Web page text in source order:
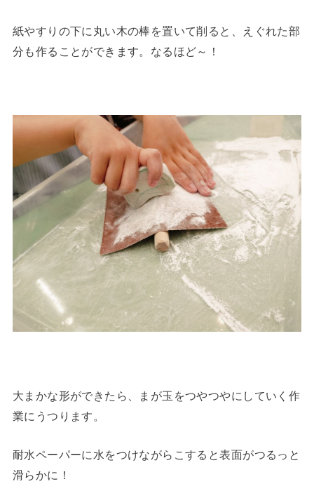
紙やすりの下に丸い木の棒を置いて削ると、えぐれた部
分も作ることができます。なるほど～！
大まかな形ができたら、まが玉をつやつやにしていく作
業にうつります。
耐水ペーパーに水をつけながらこすると表面がつるっと
滑らかに！